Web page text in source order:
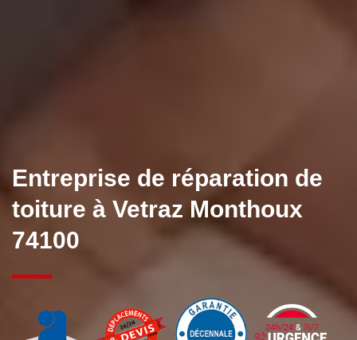
Entreprise de réparation de
toiture à Vetraz Monthoux
74100